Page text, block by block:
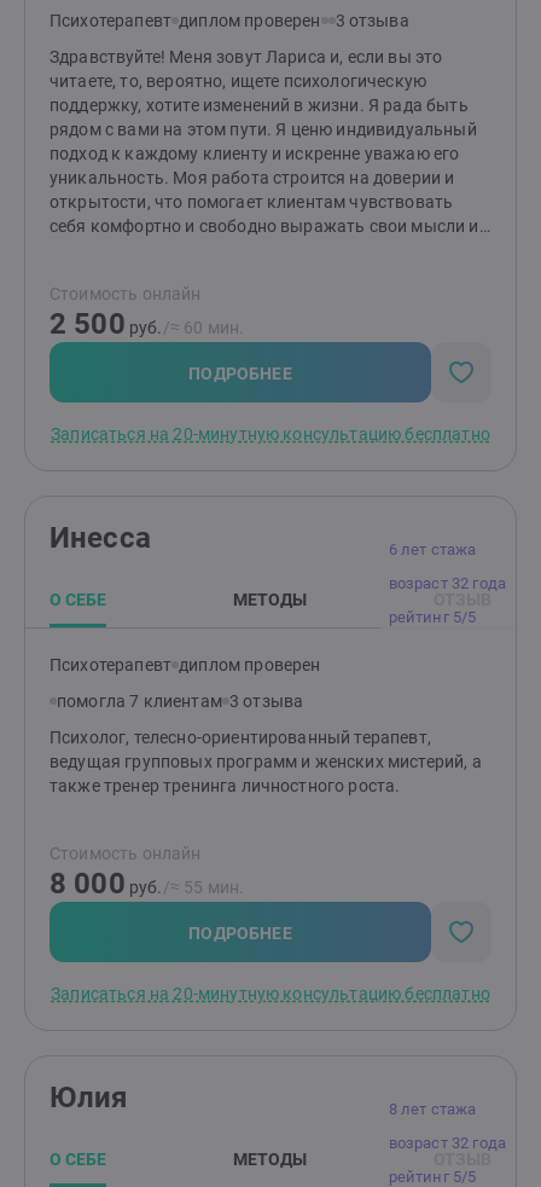
Психотерапевт диплом проверен
3 отзыва
Здравствуйте! Меня зовут Лариса и, если вы это
читаете, то, вероятно, ищете психологическую
поддержку, хотите изменений в жизни. Я рада быть
рядом с вами на этом пути. Я ценю индивидуальный
подход к каждому клиенту и искренне уважаю его
уникальность. Моя работа строится на доверии и
открытости, что помогает клиентам чувствовать
себя комфортно и свободно выражать свои мысли и
МАК-коуч и игротерапевт, поэтому в своей работе я
использую как инструмент метафорические
ассоциативные карты. Психология всегда мне была
интересна, и я получила образование в сфере
психологии, чтобы помогать людям сводобно
обрести гармонию с самим собой и окружающим
оказывать поддержку людям, которые испытывают
эмоциями. Буду рада видеть вас на наших
консультациях и помочь вам достичь личной
ваших сообщений для записи на сессию.
Стоимость онлайн
2 500 руб. /≈ 60 мин.
ПОДРОБНЕЕ
Записаться на 20-минутную консультацию бесплатно
6 лет стажа
возраст 32 года
рейтинг 5/5
Инесса
О СЕБЕ МЕТОДЫ
Психотерапевт диплом проверен
помогла 7 клиентам 3 отзыва
Психолог, телесно-ориентированный терапевт,
ведущая групповых программ и женских мистерий, а
также тренер тренинга личностного роста.
Стоимость онлайн
8 000 руб. /≈ 55 мин.
ПОДРОБНЕЕ
Записаться на 20-минутную консультацию бесплатно
8 лет стажа
возраст 32 года
рейтинг 5/5
Юлия
О СЕБЕ МЕТОДЫ